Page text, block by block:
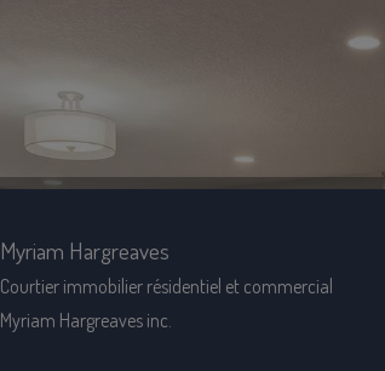
Myriam Hargreaves
Courtier immobilier résidentiel et commercial
Myriam Hargreaves inc.